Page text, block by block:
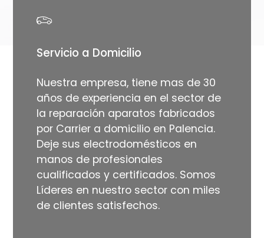
Servicio a Domicilio
Nuestra empresa, tiene mas de 30
años de experiencia en el sector de
la reparación aparatos fabricados
por Carrier a domicilio en Palencia.
Deje sus electrodomésticos en
manos de profesionales
cualificados y certificados. Somos
Líderes en nuestro sector con miles
de clientes satisfechos.